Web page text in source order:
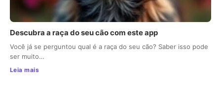
Descubra a raça do seu cão com este app
Você já se perguntou qual é a raça do seu cão? Saber isso pode
ser muito…
Leia mais